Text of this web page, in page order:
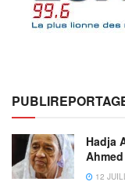
Hadja
12